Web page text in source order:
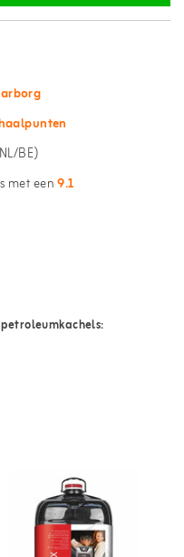
BE)
met een9.1